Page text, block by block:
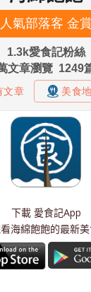
下載 愛食記App
海綿飽飽的最新